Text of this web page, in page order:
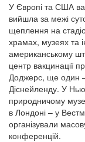
У Європі та США
вийшла за межі
щеплення на
храмах, музеях та
американському
центр вакцинації
Доджерс, ще один
Діснейленду. У
природничому
в Лондоні – у
організували
конференцій.